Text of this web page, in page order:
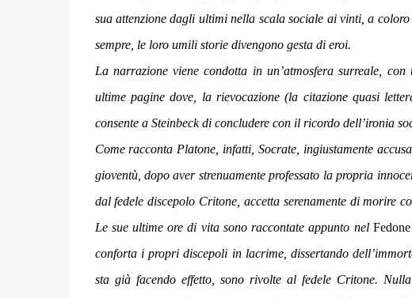
sua attenzione dagli ultimi nella scala sociale ai vinti, a
sempre, le loro umili storie divengono gesta di eroi.
La narrazione viene condotta in un’atmosfera surreale,
ultime pagine dove, la rievocazione (la citazione quasi
consente a Steinbeck di concludere con il ricordo dell’ironia
Come racconta Platone, infatti, Socrate, ingiustamente
gioventù, dopo aver strenuamente professato la propria
dal fedele discepolo Critone, accetta serenamente di morire
Le sue ultime ore di vita sono raccontate appunto nel Fedone
conforta i propri discepoli in lacrime, dissertando
sta già facendo effetto, sono rivolte al fedele Critone.